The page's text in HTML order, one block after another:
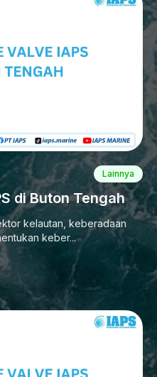
Lainnya
di Buton Tengah
kelautan, keberadaan
keber...